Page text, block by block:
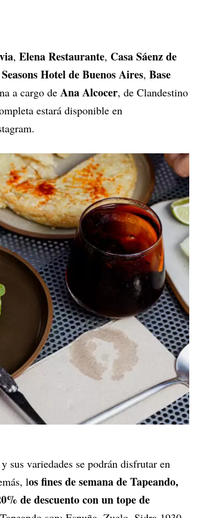
, Elena Restaurante, Casa Sáenz de
Hotel de Buenos Aires, Base
a cargo de Ana Alcocer, de Clandestino
estará disponible en
sus variedades se podrán disfrutar en
los fines de semana de Tapeando,
de descuento con un tope de